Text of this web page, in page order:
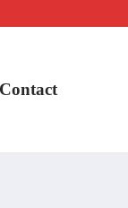
Contact